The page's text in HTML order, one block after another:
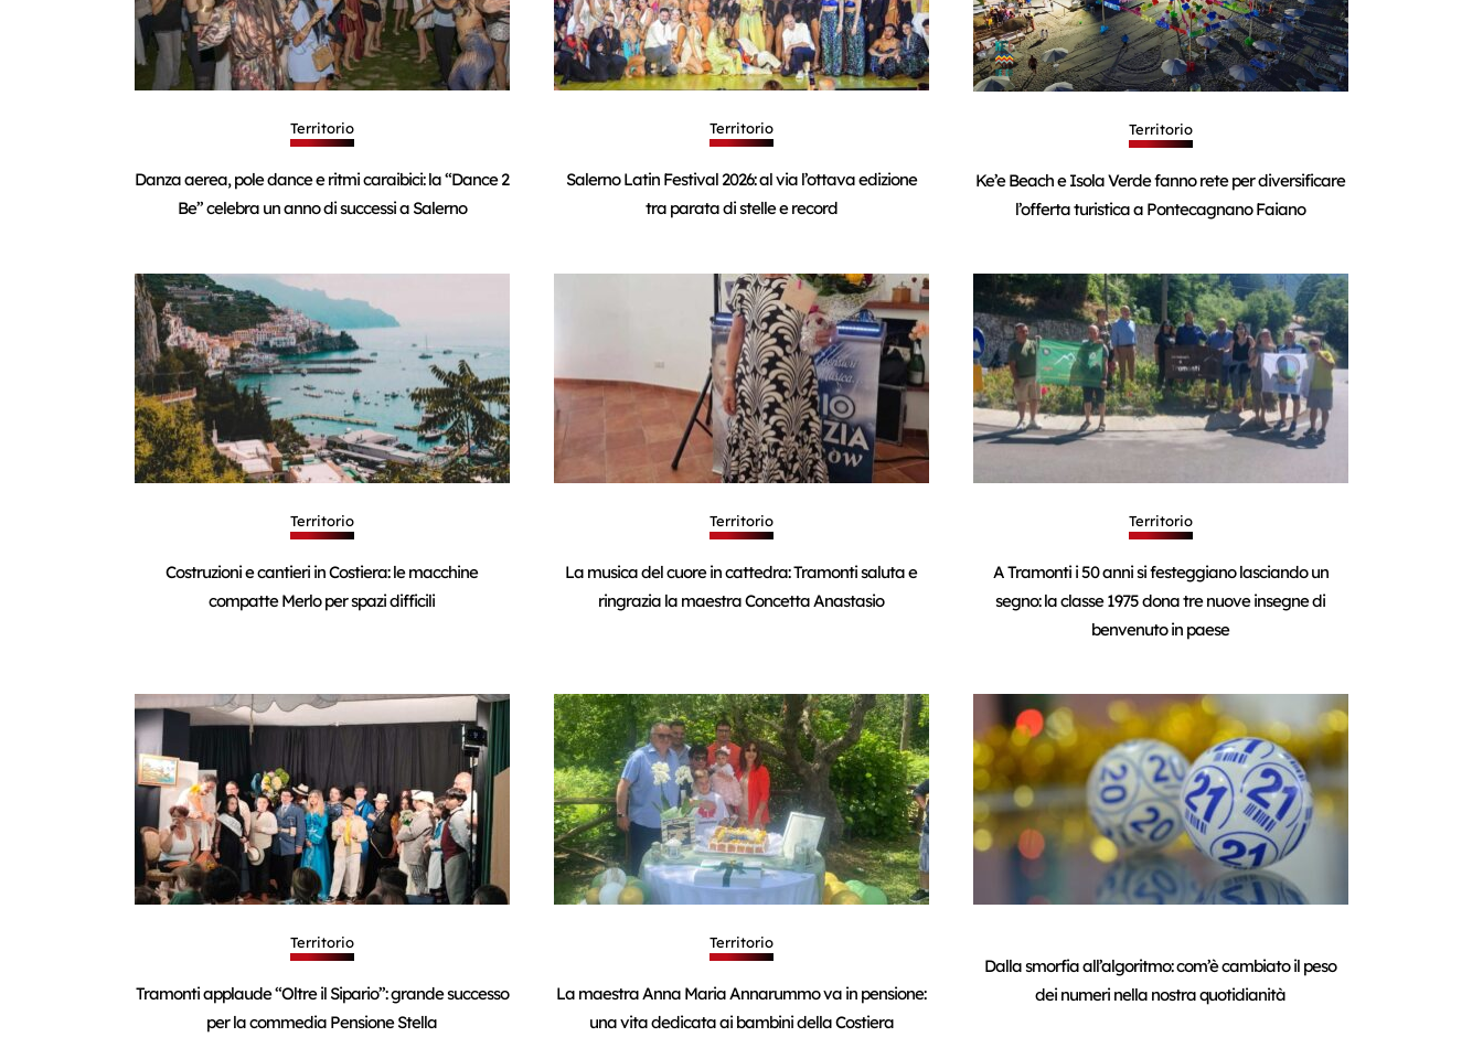
Territorio
Danza aerea, pole dance e ritmi caraibici: la “Dance 2
Be” celebra un anno di successi a Salerno
Territorio
Salerno Latin Festival 2026: al via l’ottava edizione
tra parata di stelle e record
Territorio
Ke’e Beach e Isola Verde fanno rete per diversificare
l’offerta turistica a Pontecagnano Faiano
Territorio
Costruzioni e cantieri in Costiera: le macchine
compatte Merlo per spazi difficili
Territorio
La musica del cuore in cattedra: Tramonti saluta e
ringrazia la maestra Concetta Anastasio
Territorio
A Tramonti i 50 anni si festeggiano lasciando un
segno: la classe 1975 dona tre nuove insegne di
benvenuto in paese
Territorio
Tramonti applaude “Oltre il Sipario”: grande successo
per la commedia Pensione Stella
Territorio
La maestra Anna Maria Annarummo va in pensione:
una vita dedicata ai bambini della Costiera
Dalla smorfia all’algoritmo: com’è cambiato il peso
dei numeri nella nostra quotidianità